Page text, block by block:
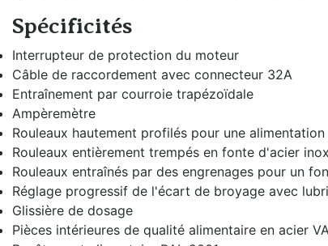
Spécificités
Interrupteur de protection du moteur
Câble de raccordement avec connecteur 32A
Entraînement par courroie trapézoïdale
Ampèremètre
Rouleaux hautement profilés pour une
Rouleaux entièrement trempés en fonte d'acier
Rouleaux entraînés par des engrenages pour un
Réglage progressif de l'écart de broyage avec
Glissière de dosage
Pièces intérieures de qualité alimentaire en acier VA